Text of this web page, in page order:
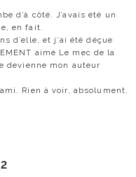
d’à côté. J’avais été un
en fait.
d’elle, et j’ai été déçue
aimé Le mec de la
devienne mon auteur
Rien à voir, absolument.